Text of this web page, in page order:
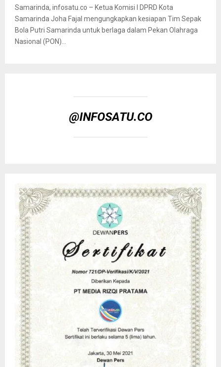
Samarinda, infosatu.co – Ketua Komisi I DPRD Kota
Samarinda Joha Fajal mengungkapkan kesiapan Tim Sepak
Bola Putri Samarinda untuk berlaga dalam Pekan Olahraga
Nasional (PON)...
@INFOSATU.CO